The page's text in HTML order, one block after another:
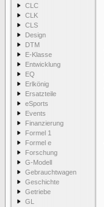
CLC
CLK
CLS
Design
DTM
E-Klasse
Entwicklung
EQ
Erlkönig
Ersatzteile
eSports
Events
Finanzierung
Formel 1
Formel e
Forschung
G-Modell
Gebrauchtwagen
Geschichte
Getriebe
GL